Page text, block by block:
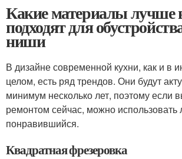
Какие материалы лучше
подходят для
ниши
В дизайне современной кухни, как и в
целом, есть ряд трендов. Они будут
минимум несколько лет, поэтому если
ремонтом сейчас, можно использовать
понравившийся.
Квадратная фрезеровка